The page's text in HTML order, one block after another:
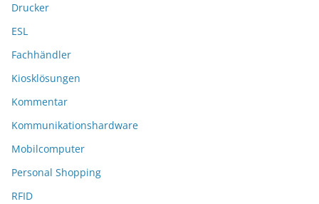
Drucker
ESL
Fachhändler
Kiosklösungen
Kommentar
Kommunikationshardware
Mobilcomputer
Personal Shopping
RFID